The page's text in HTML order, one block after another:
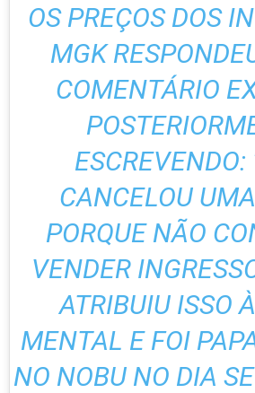
OS PREÇOS DOS
MGK
COMENTÁRIO
ESCREVENDO:
CANCELOU
PORQUE NÃO
VENDER
ATRIBUIU ISSO
MENTAL E FOI
NO NOBU NO DIA